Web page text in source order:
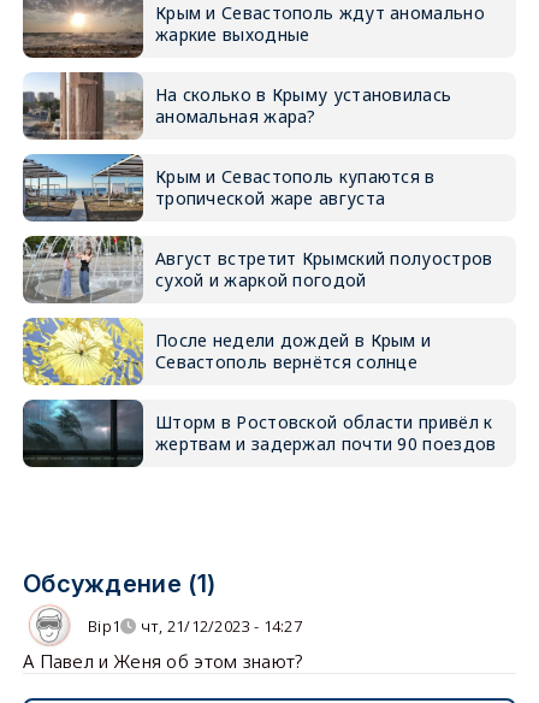
Крым и Севастополь ждут аномально
жаркие выходные
На сколько в Крыму установилась
аномальная жара?
Крым и Севастополь купаются в
тропической жаре августа
Август встретит Крымский полуостров
сухой и жаркой погодой
После недели дождей в Крым и
Севастополь вернётся солнце
Шторм в Ростовской области привёл к
жертвам и задержал почти 90 поездов
Обсуждение (1)
Bip1 чт, 21/12/2023 - 14:27
А Павел и Женя об этом знают?